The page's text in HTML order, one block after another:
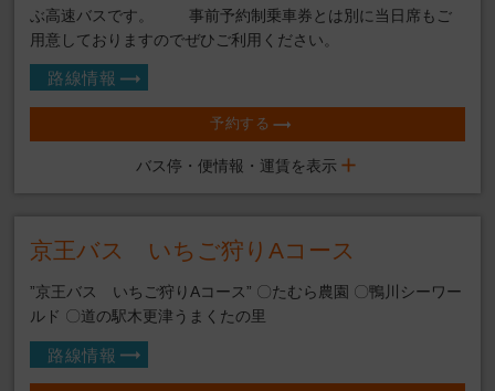
ぶ高速バスです。 事前予約制乗車券とは別に当日席もご
用意しておりますのでぜひご利用ください。
路線情報
予約する
バス停・便情報・運賃を表示
京王バス いちご狩りAコース
”京王バス いちご狩りAコース” 〇たむら農園 〇鴨川シーワー
ルド 〇道の駅木更津うまくたの里
路線情報